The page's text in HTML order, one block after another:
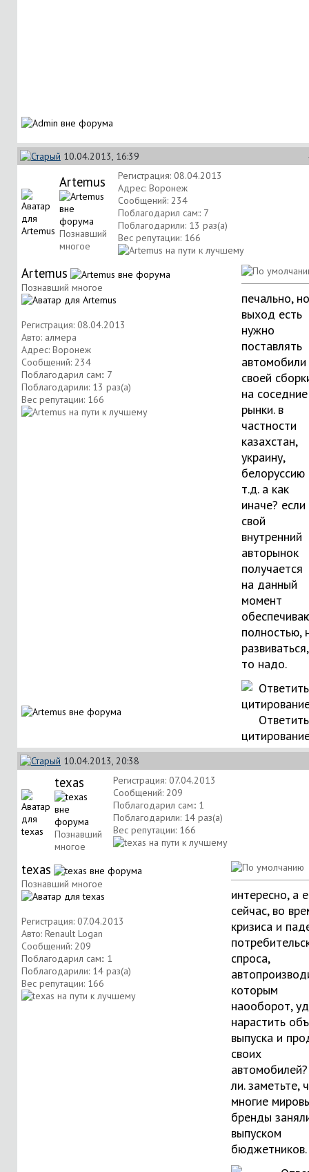
10.04.2013, 16:39
Artemus
Познавший
многое
Регистрация: 08.04.2013
Адрес: Воронеж
Сообщений: 234
Поблагодарил сам:: 7
Поблагодарили: 13 раз(а)
Вес репутации: 166
Artemus
Познавший многое
Регистрация: 08.04.2013
Авто: алмера
Адрес: Воронеж
Сообщений: 234
Поблагодарил сам:: 7
Поблагодарили: 13 раз(а)
Вес репутации: 166
печально, но
выход есть
нужно
поставлять
автомобили
своей
на соседние
рынки. в
частности
казахстан,
украину,
белоруссию
т.д. а как
иначе? если
свой
внутренний
авторынок
получается
на данный
момент
полностью,
развиваться,
то надо.
10.04.2013, 20:38
texas
Познавший
многое
Регистрация: 07.04.2013
Сообщений: 209
Поблагодарил сам:: 1
Поблагодарили: 14 раз(а)
Вес репутации: 166
texas
Познавший многое
Регистрация: 07.04.2013
Авто: Renault Logan
Сообщений: 209
Поблагодарил сам:: 1
Поблагодарили: 14 раз(а)
Вес репутации: 166
интересно, а
сейчас, во
кризиса и
спроса,
которым
наооборот,
нарастить
выпуска и
своих
ли. заметьте,
многие
бренды
выпуском
бюджетников.